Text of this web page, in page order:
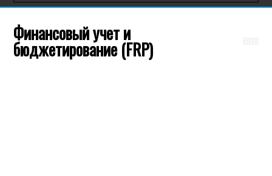
Финансовый учет и
бюджетирование (FRP)